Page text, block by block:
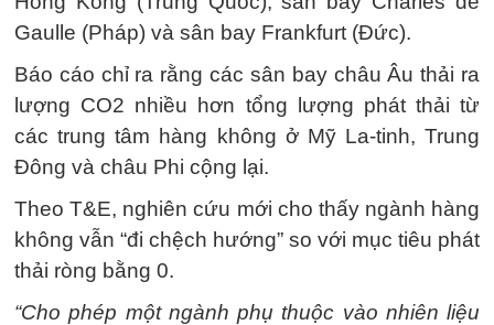
Gaulle (Pháp) và sân bay Frankfurt (Đức).
Báo cáo chỉ ra rằng các sân bay châu Âu thải ra
lượng CO2 nhiều hơn tổng lượng phát thải từ
các trung tâm hàng không ở Mỹ La-tinh, Trung
Đông và châu Phi cộng lại.
Theo T&E, nghiên cứu mới cho thấy ngành hàng
không vẫn “đi chệch hướng” so với mục tiêu phát
thải ròng bằng 0.
“Cho phép một ngành phụ thuộc vào nhiên liệu